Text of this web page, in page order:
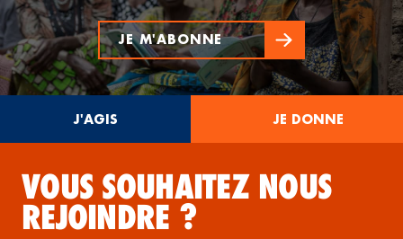
JE M'ABONNE
J'AGIS JE DONNE
VOUS SOUHAITEZ NOUS
REJOINDRE ?